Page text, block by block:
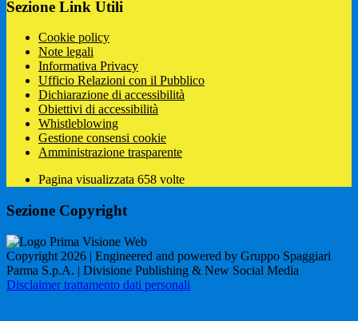
Sezione Link Utili
Cookie policy
Note legali
Informativa Privacy
Ufficio Relazioni con il Pubblico
Dichiarazione di accessibilità
Obiettivi di accessibilità
Whistleblowing
Gestione consensi cookie
Amministrazione trasparente
Pagina visualizzata 658 volte
Sezione Copyright
Copyright 2026 | Engineered and powered by Gruppo Spaggiari
Parma S.p.A. | Divisione Publishing & New Social Media
Disclaimer trattamento dati personali